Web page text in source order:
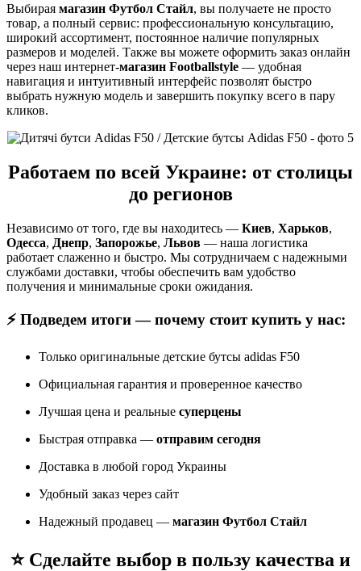
Выбирая магазин Футбол Стайл, вы получаете не просто
товар, а полный сервис: профессиональную консультацию,
широкий ассортимент, постоянное наличие популярных
размеров и моделей. Также вы можете оформить заказ онлайн
через наш интернет-магазин Footballstyle — удобная
навигация и интуитивный интерфейс позволят быстро
выбрать нужную модель и завершить покупку всего в пару
кликов.
Работаем по всей Украине: от столицы
до регионов
Независимо от того, где вы находитесь — Киев, Харьков,
Одесса, Днепр, Запорожье, Львов — наша логистика
работает слаженно и быстро. Мы сотрудничаем с надежными
службами доставки, чтобы обеспечить вам удобство
получения и минимальные сроки ожидания.
⚡ Подведем итоги — почему стоит купить у нас:
Только оригинальные детские бутсы adidas F50
Официальная гарантия и проверенное качество
Лучшая цена и реальные суперцены
Быстрая отправка — отправим сегодня
Доставка в любой город Украины
Удобный заказ через сайт
Надежный продавец — магазин Футбол Стайл
⭐ Сделайте выбор в пользу качества и